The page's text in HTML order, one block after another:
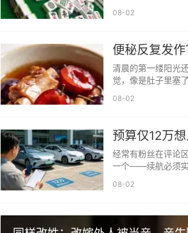
成年人的世界里，没有"容易"这个词。
时间检验：真假情谊终将水落石出
时间是最好的筛子，会过滤掉虚伪，
日久见人心，患难见真情。不必急于判
靠山山会倒，靠人人会跑，只有自己
08-02
便秘反复发
不费劲
清晨的第一缕阳光
觉，像是肚子里塞
08-02
预算仅12万
选
经常有粉丝在评论
一个——续航必须实
08-02